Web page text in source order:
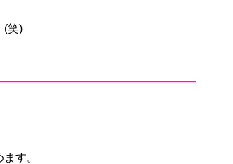
(笑)
ます。